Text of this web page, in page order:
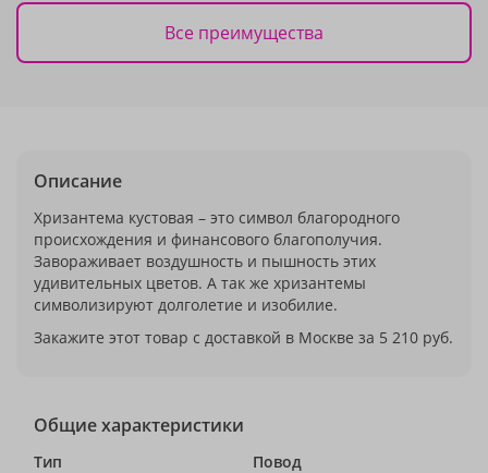
Все преимущества
Описание
Хризантема кустовая – это символ благородного
происхождения и финансового благополучия.
Завораживает воздушность и пышность этих
удивительных цветов. А так же хризантемы
символизируют долголетие и изобилие.
Закажите этот товар с доставкой в Москве за 5 210 руб.
Общие характеристики
Тип
Повод